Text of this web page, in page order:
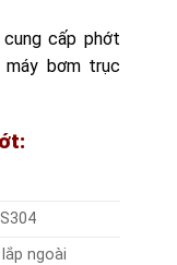
cấp phớt
máy bơm trục
ngoài